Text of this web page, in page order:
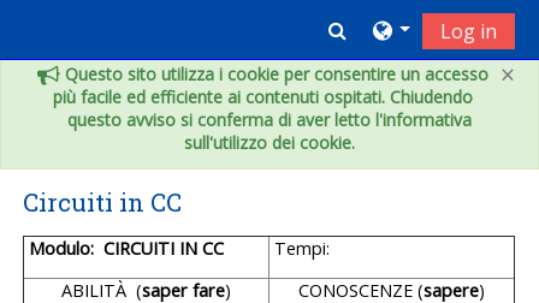
×
Questo sito utilizza i cookie per consentire un accesso
più facile ed efficiente ai contenuti ospitati. Chiudendo
questo avviso si conferma di aver letto l'informativa
sull'utilizzo dei cookie.
Toggle search
Log in
Circuiti in CC
Modulo: CIRCUITI IN CC
Tempi:
ABILITÀ (saper fare) CONOSCENZE (sapere)